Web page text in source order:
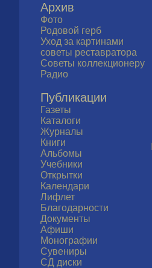
Архив
Фото
Родовой герб
Уход за картинами
советы реставратора
Советы коллекционеру
Радио
Публикации
Газеты
Каталоги
Журналы
Книги
Альбомы
Учебники
Открытки
Календари
Лифлет
Благодарности
Документы
Афиши
Монографии
Сувениры
СД диски